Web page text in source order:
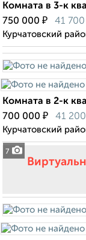
Комната в 3-к
750 000 ₽ 41 700
Курчатовский
7
Комната в 2-к
700 000 ₽ 41 200
Курчатовский